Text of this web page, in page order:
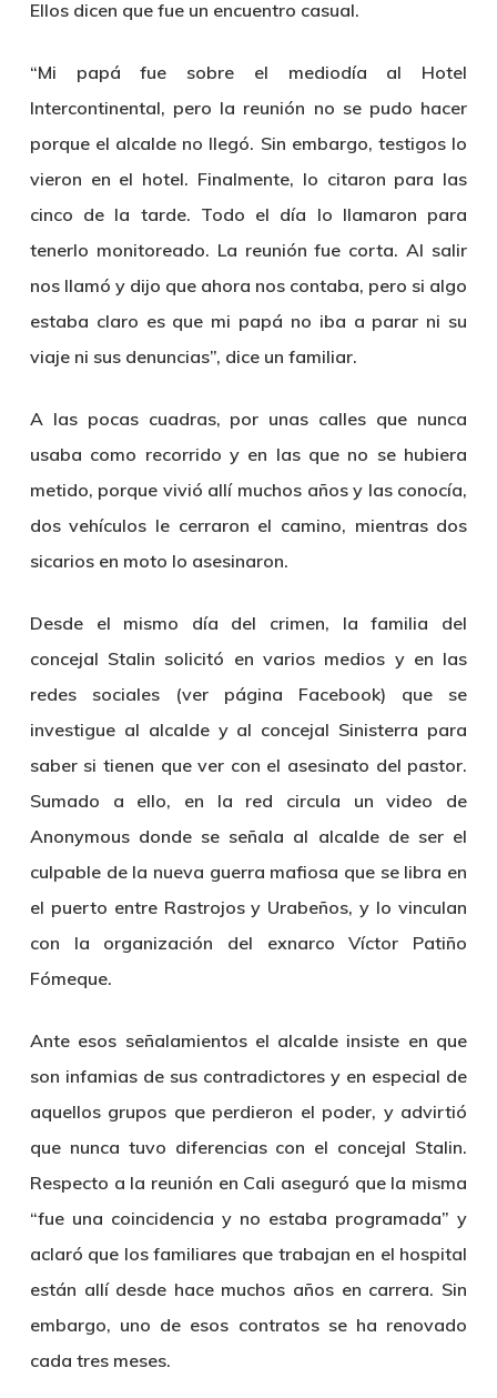
Ellos dicen que fue un encuentro casual.
“Mi papá fue sobre el mediodía al Hotel
Intercontinental, pero la reunión no se pudo hacer
porque el alcalde no llegó. Sin embargo, testigos lo
vieron en el hotel. Finalmente, lo citaron para las
cinco de la tarde. Todo el día lo llamaron para
tenerlo monitoreado. La reunión fue corta. Al salir
nos llamó y dijo que ahora nos contaba, pero si algo
estaba claro es que mi papá no iba a parar ni su
viaje ni sus denuncias”, dice un familiar.
A las pocas cuadras, por unas calles que nunca
usaba como recorrido y en las que no se hubiera
metido, porque vivió allí muchos años y las conocía,
dos vehículos le cerraron el camino, mientras dos
sicarios en moto lo asesinaron.
Desde el mismo día del crimen, la familia del
concejal Stalin solicitó en varios medios y en las
redes sociales (ver página Facebook) que se
investigue al alcalde y al concejal Sinisterra para
saber si tienen que ver con el asesinato del pastor.
Sumado a ello, en la red circula un video de
Anonymous donde se señala al alcalde de ser el
culpable de la nueva guerra mafiosa que se libra en
el puerto entre Rastrojos y Urabeños, y lo vinculan
con la organización del exnarco Víctor Patiño
Fómeque.
Ante esos señalamientos el alcalde insiste en que
son infamias de sus contradictores y en especial de
aquellos grupos que perdieron el poder, y advirtió
que nunca tuvo diferencias con el concejal Stalin.
Respecto a la reunión en Cali aseguró que la misma
“fue una coincidencia y no estaba programada” y
aclaró que los familiares que trabajan en el hospital
están allí desde hace muchos años en carrera. Sin
embargo, uno de esos contratos se ha renovado
cada tres meses.